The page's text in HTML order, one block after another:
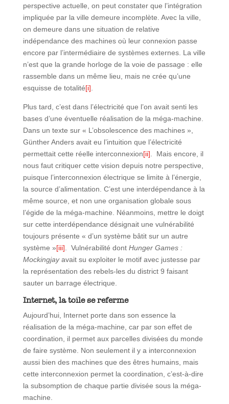
perspective actuelle, on peut constater que l’intégration
impliquée par la ville demeure incomplète. Avec la ville,
on demeure dans une situation de relative
indépendance des machines où leur connexion passe
encore par l’intermédiaire de systèmes externes. La ville
n’est que la grande horloge de la voie de passage : elle
rassemble dans un même lieu, mais ne crée qu’une
esquisse de totalité[i]
Plus tard, c’est dans l’électricité que l’on avait senti les
bases d’une éventuelle réalisation de la méga-machine.
Dans un texte sur « L’obsolescence des machines »,
Günther Anders avait eu l’intuition que l’électricité
permettait cette réelle interconnexion[ii] . Mais encore, il
nous faut critiquer cette vision depuis notre perspective,
puisque l’interconnexion électrique se limite à l’énergie,
la source d’alimentation. C’est une interdépendance à la
même source, et non une organisation globale sous
l’égide de la méga-machine. Néanmoins, mettre le doigt
sur cette interdépendance désignait une vulnérabilité
toujours présente « d’un système bâtit sur un autre
système »[iii] . Vulnérabilité dont Hunger Games :
Mockingjayavait su exploiter le motif avec justesse par
la représentation des rebels-les du district 9 faisant
sauter un barrage électrique.
Internet, la toile se referme
Aujourd’hui, Internet porte dans son essence la
réalisation de la méga-machine, car par son effet de
coordination, il permet aux parcelles divisées du monde
de faire système. Non seulement il y a interconnexion
aussi bien des machines que des êtres humains, mais
cette interconnexion permet la coordination, c’est-à-dire
la subsomption de chaque partie divisée sous la méga-
machine.